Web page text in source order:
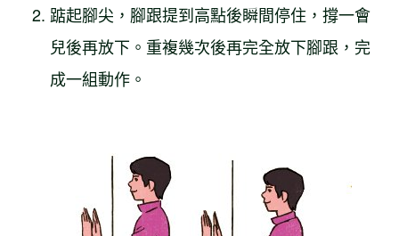
踮起腳尖，腳跟提到高點後瞬間停住，撐一會
兒後再放下。重複幾次後再完全放下腳跟，完
成一組動作。